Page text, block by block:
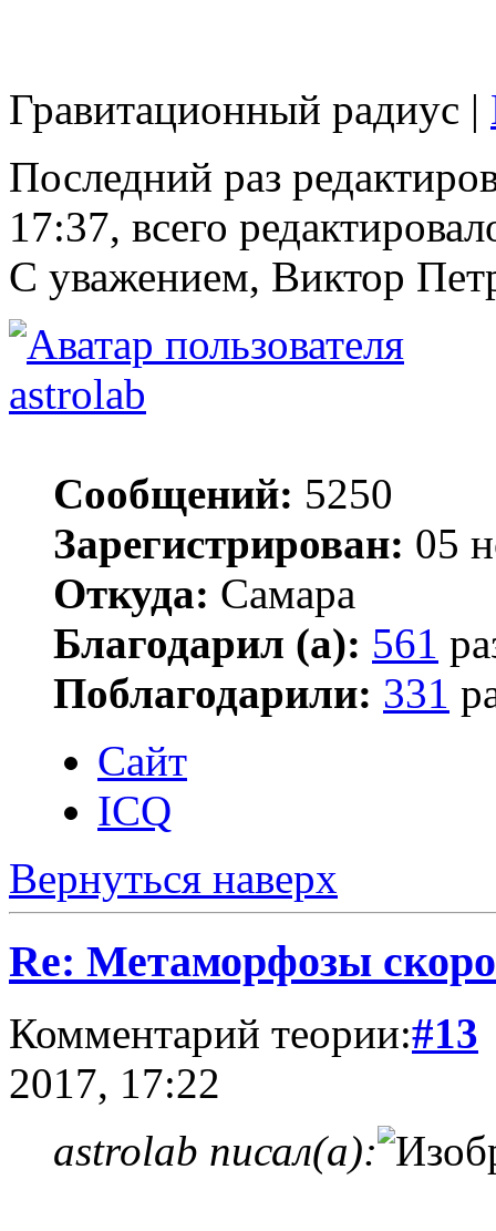
Гравитационный радиус |
Последний раз
17:37, всего
С уважением, Виктор
astrolab
Сообщений: 5250
Зарегистрирован: 05
Откуда: Самара
Благодарил (а): 561
Поблагодарили: 331
Сайт
ICQ
Вернуться наверх
Re: Метаморфозы
Комментарий теории:#13
2017, 17:22
astrolab писал(а):